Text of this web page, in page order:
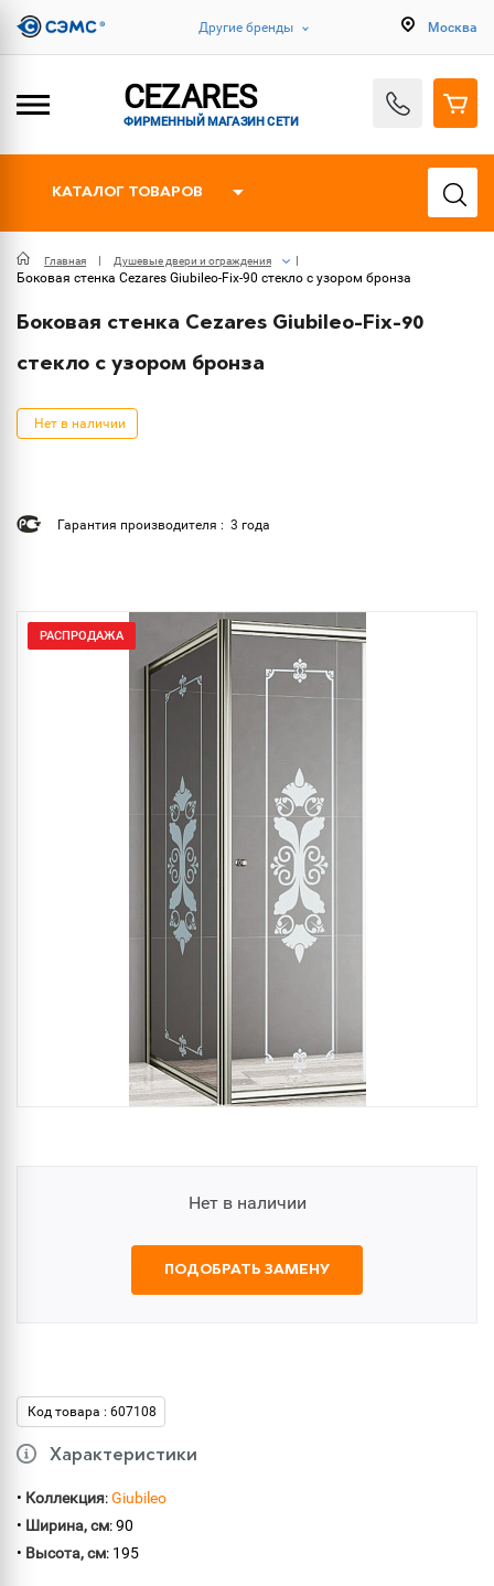
Другие бренды Москва
CEZARES
ФИРМЕННЫЙ МАГАЗИН СЕТИ
КАТАЛОГ ТОВАРОВ
Главная Душевые двери и ограждения
Боковая стенка Cezares Giubileo-Fix-90 стекло с узором бронза
Боковая стенка Cezares Giubileo-Fix-90
стекло с узором бронза
Нет в наличии
Гарантия производителя : 3 года
РАСПРОДАЖА
Нет в наличии
ПОДОБРАТЬ ЗАМЕНУ
Код товара : 607108
Характеристики
• Коллекция:Giubileo
• Ширина, см: 90
• Высота, см: 195